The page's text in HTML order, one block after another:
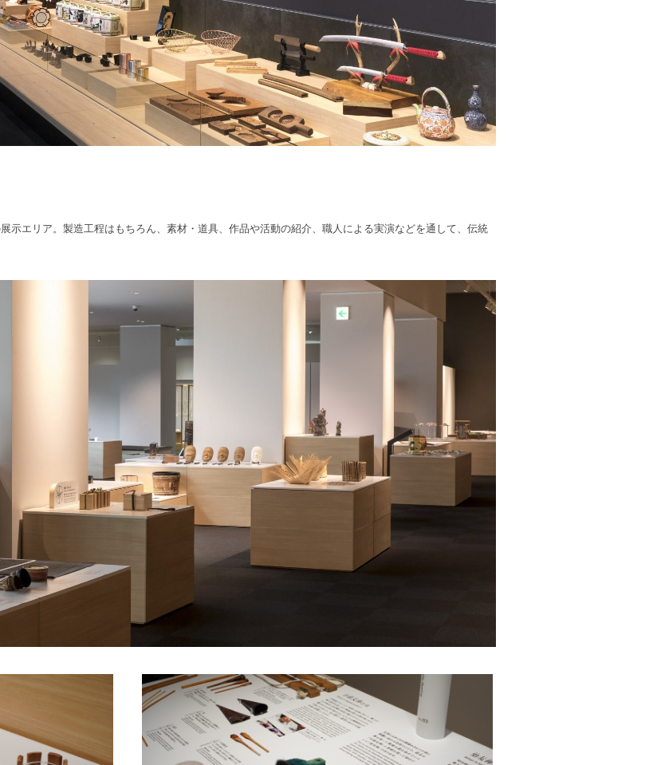
示エリア。製造工程はもちろん、素材・道具、作品や活動の紹介、職人による実演などを通して、伝統